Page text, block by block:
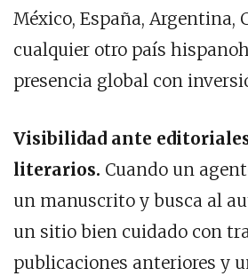
México, España, Argentina,
cualquier otro país
presencia global con
Visibilidad ante
literarios. Cuando un
un manuscrito y busca al
un sitio bien cuidado con
publicaciones anteriores y